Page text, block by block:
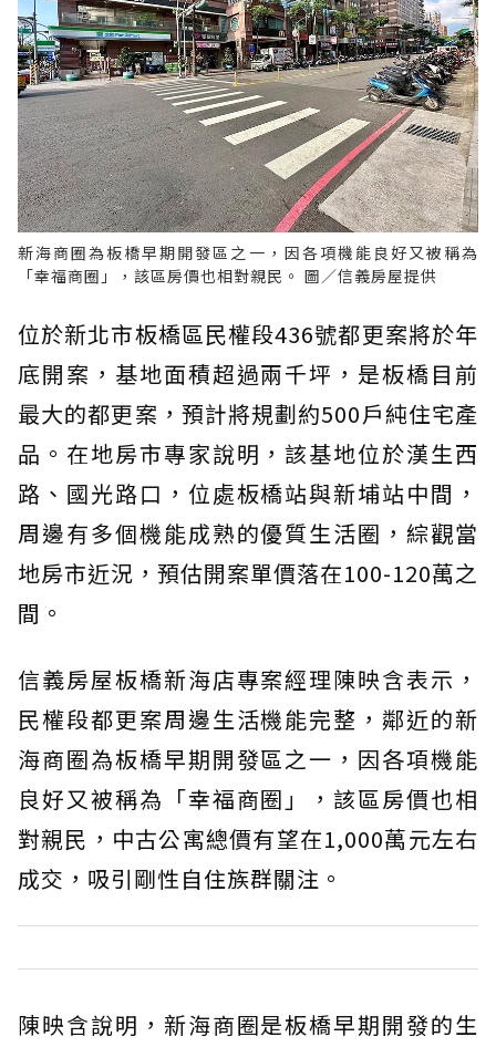
新海商圈為板橋早期開發區之一，因各項機能良好又被稱為
「幸福商圈」，該區房價也相對親民。 圖／信義房屋提供
位於新北市板橋區民權段436號都更案將於年
底開案，基地面積超過兩千坪，是板橋目前
最大的都更案，預計將規劃約500戶純住宅產
品。在地房市專家說明，該基地位於漢生西
路、國光路口，位處板橋站與新埔站中間，
周邊有多個機能成熟的優質生活圈，綜觀當
地房市近況，預估開案單價落在100-120萬之
間。
信義房屋板橋新海店專案經理陳映含表示，
民權段都更案周邊生活機能完整，鄰近的新
海商圈為板橋早期開發區之一，因各項機能
良好又被稱為「幸福商圈」，該區房價也相
對親民，中古公寓總價有望在1,000萬元左右
成交，吸引剛性自住族群關注。
陳映含說明，新海商圈是板橋早期開發的生